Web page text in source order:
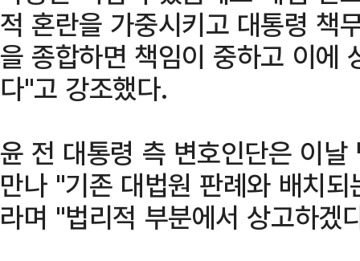
적 혼란을 가중시키고 대통령 책
을 종합하면 책임이 중하고 이에
다"고 강조했다.
윤 전 대통령 측 변호인단은 이
만나 "기존 대법원 판례와 배치
라며 "법리적 부분에서 상고하겠